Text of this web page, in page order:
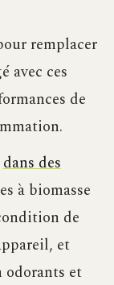
remplacer
avec ces
de
dans des
à biomasse
de
et
odorants et